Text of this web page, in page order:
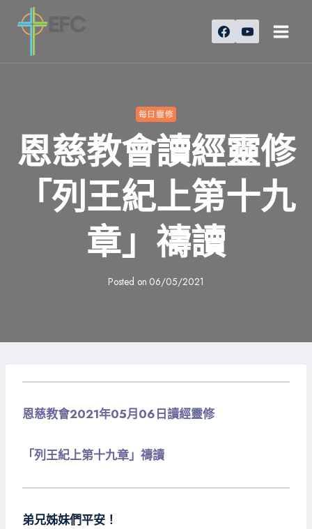
每日靈修
恩慈教會讀經靈修
「列王紀上第十九
章」禱讀
Posted on 06/05/2021
恩慈教會2021年05月06日讀經靈修
「列王紀上第十九章」禱讀
弟兄姊妹們平安！